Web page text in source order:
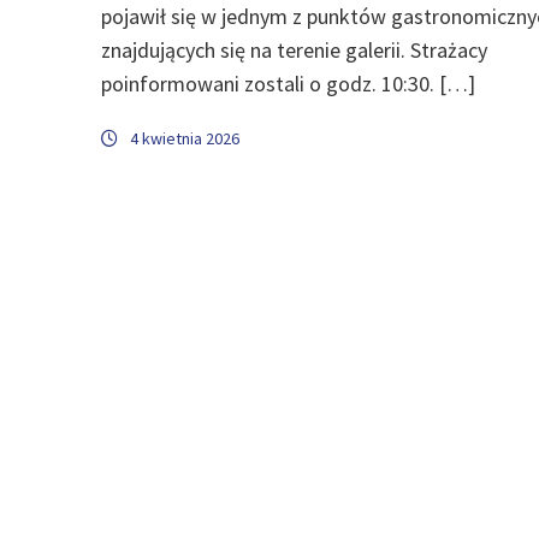
pojawił się w jednym z punktów
znajdujących się na terenie galerii. Strażacy
poinformowani zostali o godz. 10:30. […]
4 kwietnia 2026